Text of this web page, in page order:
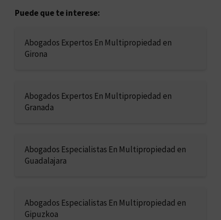
Puede que te interese:
Abogados Expertos En Multipropiedad en
Girona
Abogados Expertos En Multipropiedad en
Granada
Abogados Especialistas En Multipropiedad en
Guadalajara
Abogados Especialistas En Multipropiedad en
Gipuzkoa